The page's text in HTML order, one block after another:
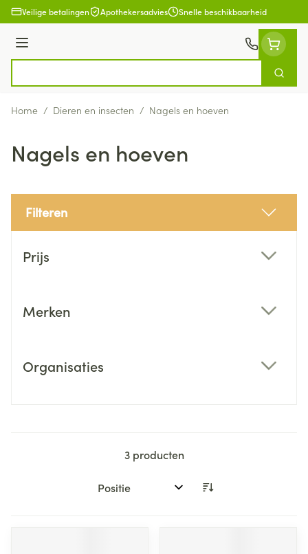
Ga naar de inhoud
Veilige betalingen Apothekersadvies Snelle beschikbaarheid
Menu
Zoek
Home / Dieren en insecten / Nagels en hoeven
Nagels en hoeven
Filteren
Prijs
Merken
Organisaties
3producten
Sorteer op: